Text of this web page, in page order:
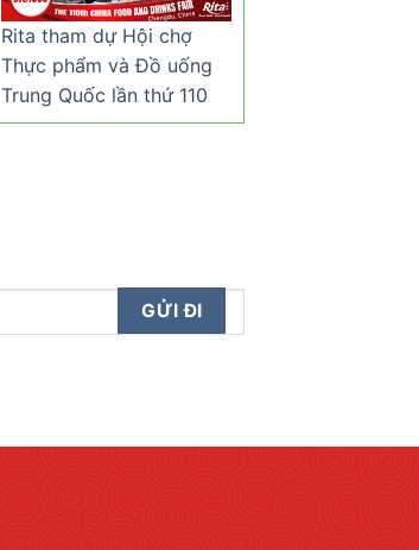
Rita tham dự Hội chợ
Thực phẩm và Đồ uống
Trung Quốc lần thứ 110